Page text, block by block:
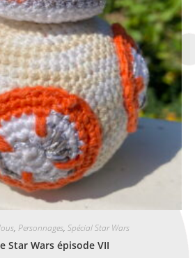
, Personnages, Spécial Star Wars
Star Wars épisode VII